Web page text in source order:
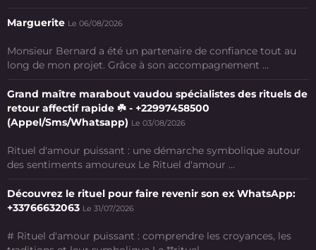
Marguerite Le 06/08/2026
Monsieur Bernard a été un partenaire de confiance tout au
long de mon projet. Grâce à son accompagnement ...
Grand maître marabout vaudou spécialistes des rituels de
retour affectif rapide ☘️ - +22997458500
(Appel/Sms/Whatsapp) Le 03/08/2026
Rituel d'amour puissant : une démarche symbolique autour
des sentiments amoureux Le Rituel d'amour ...
Découvrez le rituel pour faire revenir son ex WhatsApp:
+33766632063 Le 31/07/2026
# Rituel d'amour puissant : comprendre les croyances, les